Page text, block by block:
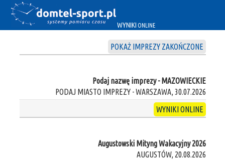
WYNIKI ONLINE
POKAŻ IMPREZY ZAKOŃCZONE
Podaj nazwę imprezy - MAZOWIECKIE
PODAJ MIASTO IMPREZY - WARSZAWA, 30.07.2026
WYNIKI ONLINE
Augustowski Mityng Wakacyjny 2026
AUGUSTÓW, 20.08.2026